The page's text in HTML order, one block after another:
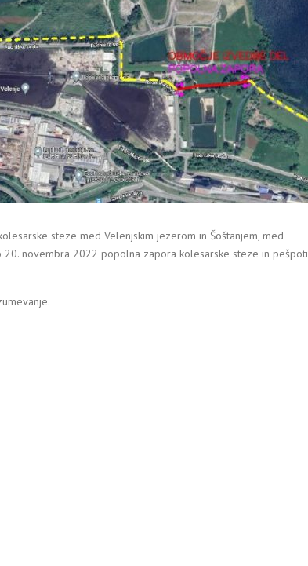
steze med Velenjskim jezerom in Šoštanjem, med
novembra 2022 popolna zapora kolesarske steze in pešpoti